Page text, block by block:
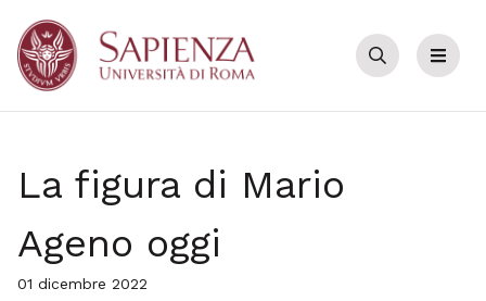
Cerca Menu
La figura di Mario
Ageno oggi
01 dicembre 2022